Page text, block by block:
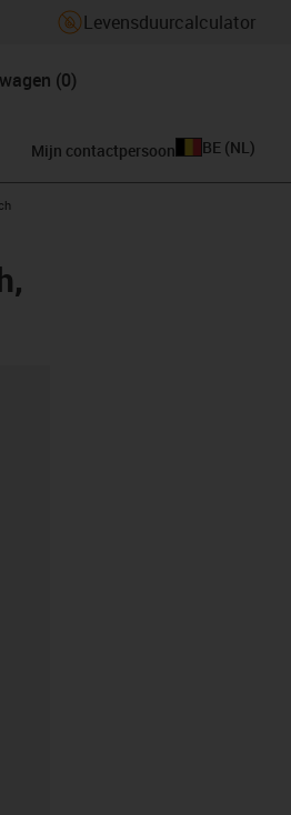
Levensduurcalculator
(0)
Mijn contactpersoon BE (NL )